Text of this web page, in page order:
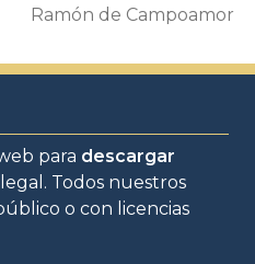
Ramón de Campoamor
para descargar
Todos nuestros
o con licencias